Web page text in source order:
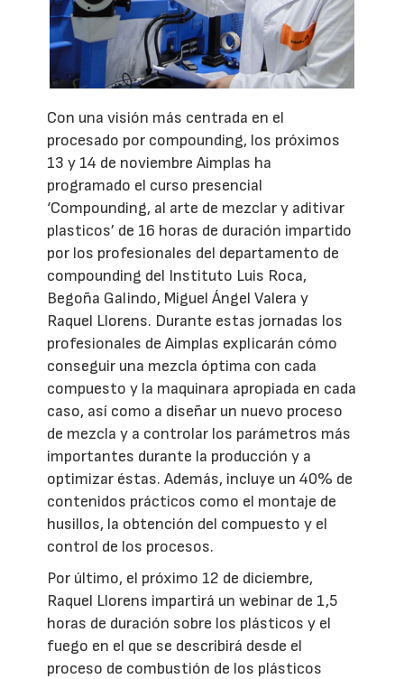
Con una visión más centrada en el
procesado por compounding, los próximos
13 y 14 de noviembre Aimplas ha
programado el curso presencial
‘Compounding, al arte de mezclar y aditivar
plasticos’ de 16 horas de duración impartido
por los profesionales del departamento de
compounding del Instituto Luis Roca,
Begoña Galindo, Miguel Ángel Valera y
Raquel Llorens. Durante estas jornadas los
profesionales de Aimplas explicarán cómo
conseguir una mezcla óptima con cada
compuesto y la maquinara apropiada en cada
caso, así como a diseñar un nuevo proceso
de mezcla y a controlar los parámetros más
importantes durante la producción y a
optimizar éstas. Además, incluye un 40% de
contenidos prácticos como el montaje de
husillos, la obtención del compuesto y el
control de los procesos.
Por último, el próximo 12 de diciembre,
Raquel Llorens impartirá un webinar de 1,5
horas de duración sobre los plásticos y el
fuego en el que se describirá desde el
proceso de combustión de los plásticos